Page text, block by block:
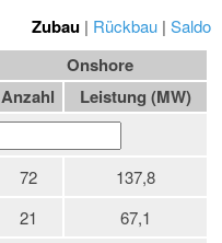
Zubau | Rückbau | Saldo
Onshore
Anzahl
Leistung (MW)
72
137,8
21
67,1